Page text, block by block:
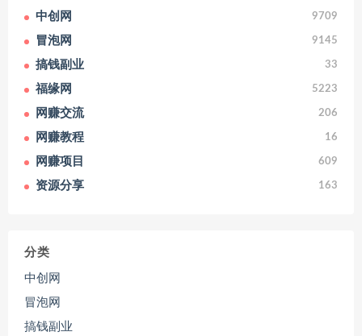
中创网 9709
冒泡网 9145
搞钱副业 33
福缘网 5223
网赚交流 206
网赚教程 16
网赚项目 609
资源分享 163
分类
中创网
冒泡网
搞钱副业